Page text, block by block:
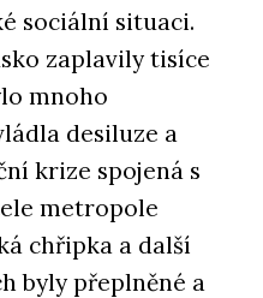
sociální situaci.
zaplavily tisíce
mnoho
desiluze a
krize spojená s
metropole
chřipka a další
byly přeplněné a